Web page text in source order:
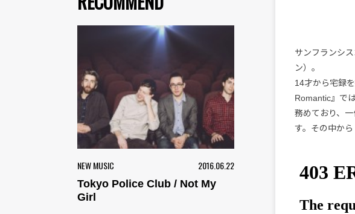
NEW MUSIC 2016.06.22
Tokyo Police Club / Not My
Girl
サンフランシ
ン）。
14才から宅録
Romantic』で
務めており、
す。その中か